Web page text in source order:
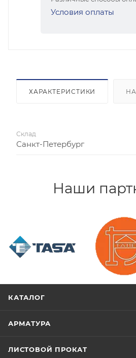
Условия оплаты
ХАРАКТЕРИСТИКИ
Склад
Санкт-Петербург
Наши
КАТАЛОГ
АРМАТУРА
ЛИСТОВОЙ ПРОКАТ